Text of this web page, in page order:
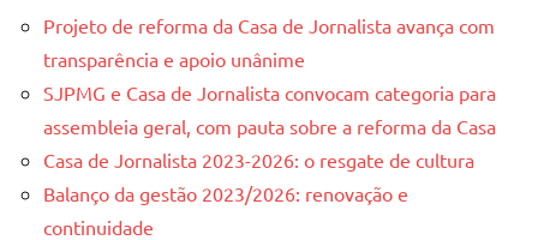
Projeto de reforma da Casa de Jornalista avança com
transparência e apoio unânime
SJPMG e Casa de Jornalista convocam categoria para
assembleia geral, com pauta sobre a reforma da Casa
Casa de Jornalista 2023-2026: o resgate de cultura
Balanço da gestão 2023/2026: renovação e
continuidade